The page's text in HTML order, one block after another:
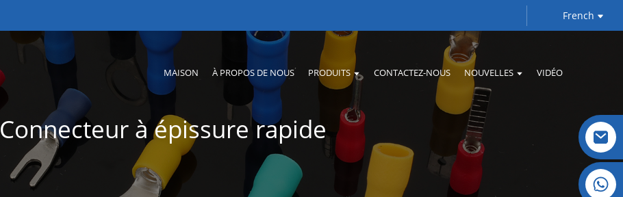
French
MAISON À PROPOS DE NOUS PRODUITS CONTACTEZ-NOUS NOUVELLES VIDÉO
Cristal : +86 19032081821
Connecteur à épissure rapide